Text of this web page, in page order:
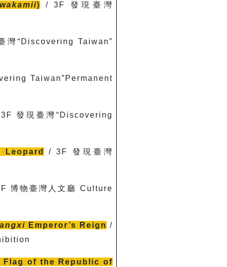
) / 3F 發現臺灣
灣“Discovering Taiwan”
Taiwan”Permanent
發現臺灣“Discovering
Leopard / 3F 發現臺灣
博物臺灣人文廳 Culture
Emperor’s Reign /
Flag of the Republic of